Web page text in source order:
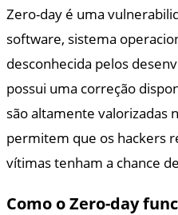
Zero-day é uma
software, sistema
desconhecida pelos
possui uma correção
são altamente valorizadas
permitem que os hackers
vítimas tenham a chance
Como o Zero-day